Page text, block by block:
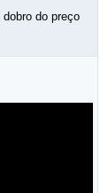
do preço